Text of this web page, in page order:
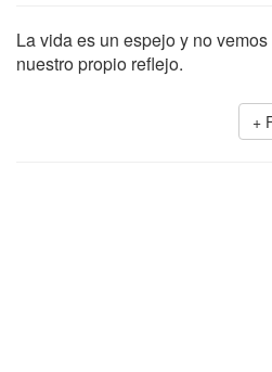
La vida es un espejo y no
nuestro propio reflejo.